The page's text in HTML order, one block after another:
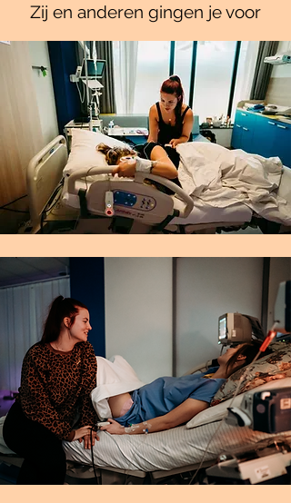
Zij en anderen gingen je voor